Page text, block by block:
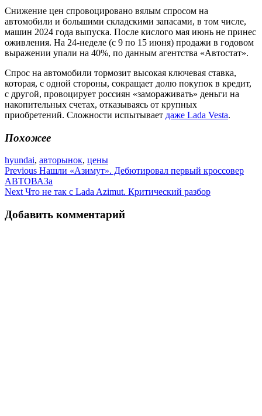
Снижение цен спровоцировано вялым спросом на
автомобили и большими складскими запасами, в том числе,
машин 2024 года выпуска. После кислого мая июнь не принес
оживления. На 24-неделе (с 9 по 15 июня) продажи в годовом
выражении упали на 40%, по данным агентства «Автостат».
Спрос на автомобили тормозит высокая ключевая ставка,
которая, с одной стороны, сокращает долю покупок в кредит,
с другой, провоцирует россиян «замораживать» деньги на
накопительных счетах, отказываясь от крупных
приобретений. Сложности испытывает даже Lada Vesta.
Похожее
hyundai, авторынок, цены
Навигация
по
Previous Нашли «Азимут». Дебютировал первый кроссовер
АВТОВАЗа
Next Что не так с Lada Azimut. Критический разбор
Добавить комментарий